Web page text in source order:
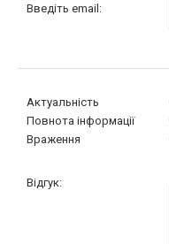
Введіть email:
Актуальність
Повнота інформації
Враження
Відгук: